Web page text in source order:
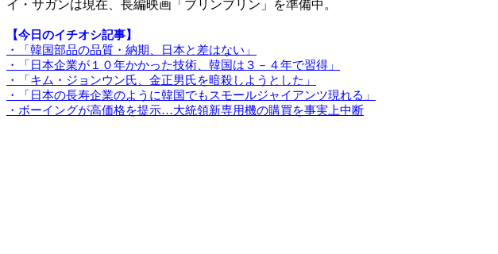
イ・サガンは現在、長編映画「ブリンブリン」を準備中。
【今日のイチオシ記事】
・「韓国部品の品質・納期、日本と差はない」
・「日本企業が１０年かかった技術、韓国は３－４年で習得」
・「キム・ジョンウン氏、金正男氏を暗殺しようとした」
・「日本の長寿企業のように韓国でもスモールジャイアンツ現れる」
・ボーイングが高価格を提示…大統領新専用機の購買を事実上中断